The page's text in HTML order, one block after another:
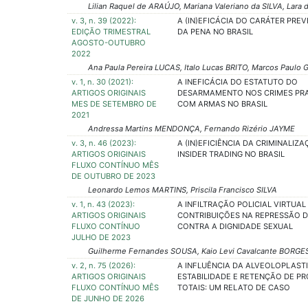
Lilian Raquel de ARAÚJO, Mariana Valeriano da SILVA, Lara
v. 3, n. 39 (2022):
EDIÇÃO TRIMESTRAL
AGOSTO-OUTUBRO
2022
A (IN)EFICÁCIA DO CARÁTER
DA PENA NO BRASIL
Ana Paula Pereira LUCAS, Italo Lucas BRITO, Marcos Paulo
v. 1, n. 30 (2021):
ARTIGOS ORIGINAIS
MES DE SETEMBRO DE
2021
A INEFICÁCIA DO ESTATUTO DO
DESARMAMENTO NOS CRIMES
COM ARMAS NO BRASIL
Andressa Martins MENDONÇA, Fernando Rizério JAYME
v. 3, n. 46 (2023):
ARTIGOS ORIGINAIS
FLUXO CONTÍNUO MÊS
DE OUTUBRO DE 2023
A (IN)EFICIÊNCIA DA
INSIDER TRADING NO BRASIL
Leonardo Lemos MARTINS, Priscila Francisco SILVA
v. 1, n. 43 (2023):
ARTIGOS ORIGINAIS
FLUXO CONTÍNUO
JULHO DE 2023
A INFILTRAÇÃO POLICIAL VIRTUAL
CONTRIBUIÇÕES NA REPRESSÃO
CONTRA A DIGNIDADE SEXUAL
Guilherme Fernandes SOUSA, Kaio Levi Cavalcante
v. 2, n. 75 (2026):
ARTIGOS ORIGINAIS
FLUXO CONTÍNUO MÊS
DE JUNHO DE 2026
A INFLUÊNCIA DA
ESTABILIDADE E RETENÇÃO DE
TOTAIS: UM RELATO DE CASO